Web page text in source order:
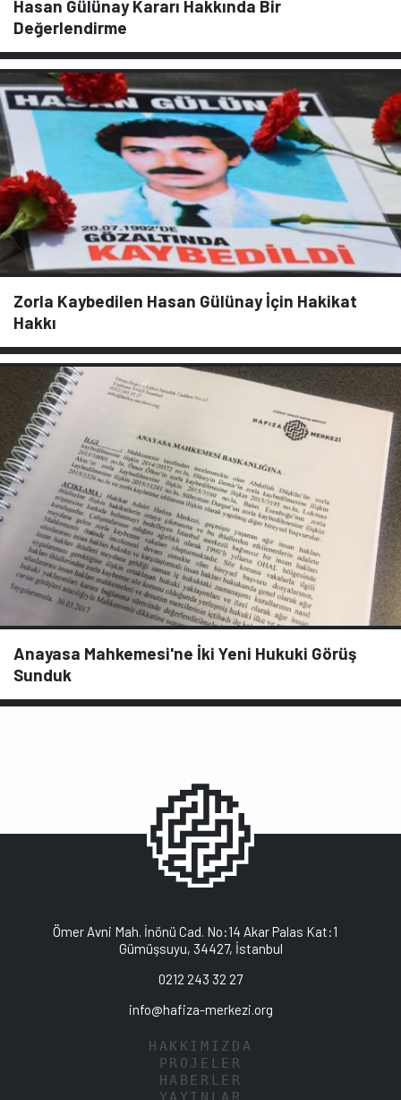
Hasan Gülünay Kararı Hakkında Bir
Değerlendirme
Zorla Kaybedilen Hasan Gülünay İçin Hakikat
Hakkı
Anayasa Mahkemesi'ne İki Yeni Hukuki Görüş
Sunduk
Ömer Avni Mah. İnönü Cad. No:14 Akar Palas Kat:1
Gümüşsuyu, 34427, İstanbul
0212 243 32 27
info@hafiza-merkezi.org
HAKKIMIZDA
PROJELER
HABERLER